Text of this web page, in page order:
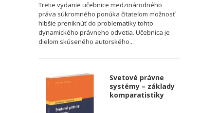
Tretie vydanie učebnice medzinárodného
práva súkromného ponúka čitateľom možnosť
hlbšie preniknúť do problematiky tohto
dynamického právneho odvetia. Učebnica je
dielom skúseného autorského...
Svetové právne
systémy – základy
komparatistiky